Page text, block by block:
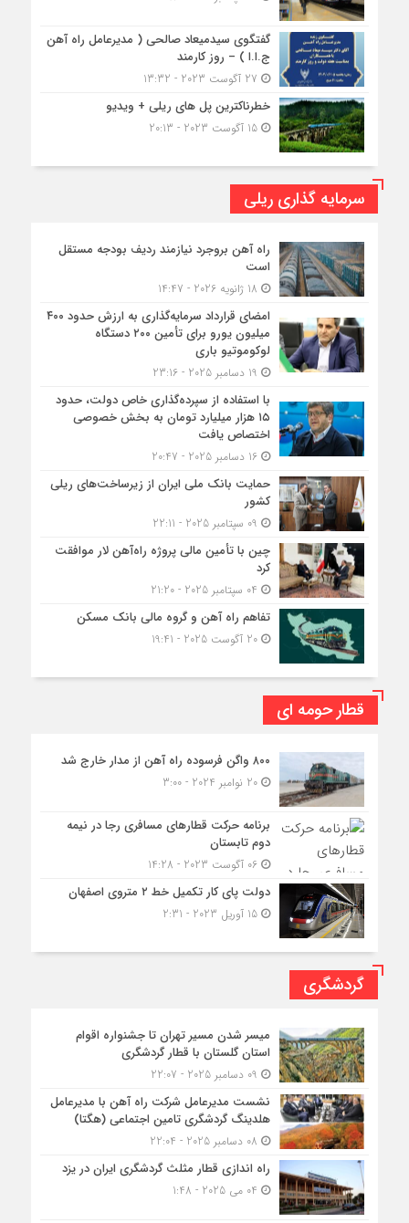
گفتگوی سیدمیعاد صالحی ( مدیرعامل راه آهن
ج.ا.ا ) – روز کارمند
خطرناکترین پل های ریلی + ویدیو
15 آگوست 2023 - 20:13
سرمایه گذاری ریلی
راه آهن بروجرد نیازمند ردیف بودجه مستقل
است
امضای قرارداد سرمایه‌گذاری به ارزش حدود ۴۰۰
میلیون یورو برای تأمین ۲۰۰ دستگاه
لوکوموتیو باری
با استفاده از سپرده‌گذاری خاص دولت، حدود
۱۵ هزار میلیارد تومان به بخش خصوصی
اختصاص یافت
16 دسامبر 2025 - 20:47
حمایت بانک ملی ایران از زیرساخت‌های ریلی
کشور
چین با تأمین مالی پروژه راه‌آهن لار موافقت
کرد
تفاهم راه آهن و گروه مالی بانک مسکن
20 آگوست 2025 - 19:41
قطار حومه ای
۸۰۰ واگن فرسوده راه آهن از مدار خارج شد
20 نوامبر 2024 - 3:00
برنامه حرکت قطارهای مسافری رجا در نیمه
دوم تابستان
06 آگوست 2023 - 14:28
دولت پای کار تکمیل خط ۲ متروی اصفهان
15 آوریل 2023 - 2:31
گردشگری
میسر شدن مسیر تهران تا جشنواره اقوام
استان گلستان با قطار گردشگری
نشست مدیرعامل شرکت راه آهن با مدیرعامل
هلدینگ گردشگری تامین اجتماعی (هگتا)
راه اندازی قطار مثلث گردشگری ایران در یزد